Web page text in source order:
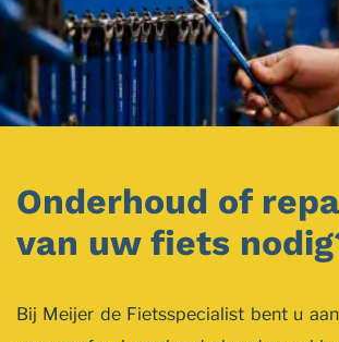
Onderhoud of
van uw fiets
Bij Meijer de Fietsspecialist bent u